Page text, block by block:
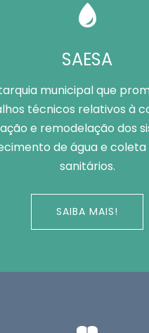
SAESA
municipal que
técnicos relativos à
e remodelação dos
de água e coleta
sanitários.
SAIBA MAIS!